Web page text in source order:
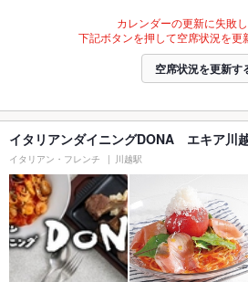
カレンダーの更新に失敗し
下記ボタンを押して空席状況を更
空席状況を更新す
イタリアンダイニングDONA エキア川
イタリアン・フレンチ 川越駅